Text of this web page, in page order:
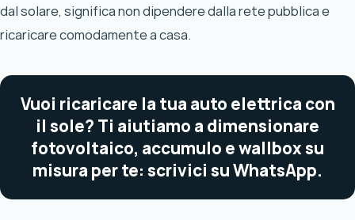
dal solare, significa non dipendere dalla rete pubblica e
ricaricare comodamente a casa.
Vuoi ricaricare la tua auto elettrica con
il sole? Ti aiutiamo a dimensionare
fotovoltaico, accumulo e wallbox su
misura per te: scrivici su WhatsApp.